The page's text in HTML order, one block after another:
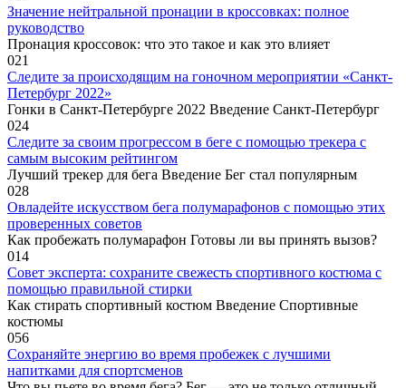
Значение нейтральной пронации в кроссовках: полное
руководство
Пронация кроссовок: что это такое и как это влияет
021
Следите за происходящим на гоночном мероприятии «Санкт-
Петербург 2022»
Гонки в Санкт-Петербурге 2022 Введение Санкт-Петербург
024
Следите за своим прогрессом в беге с помощью трекера с
самым высоким рейтингом
Лучший трекер для бега Введение Бег стал популярным
028
Овладейте искусством бега полумарафонов с помощью этих
проверенных советов
Как пробежать полумарафон Готовы ли вы принять вызов?
014
Совет эксперта: сохраните свежесть спортивного костюма с
помощью правильной стирки
Как стирать спортивный костюм Введение Спортивные
костюмы
056
Сохраняйте энергию во время пробежек с лучшими
напитками для спортсменов